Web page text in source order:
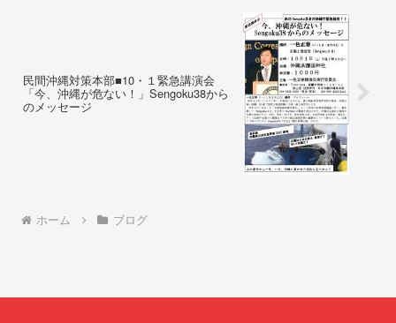
民間沖縄対策本部■10・１緊急講演会
「今、沖縄が危ない！」Sengoku38から
のメッセージ
ホーム ブログ